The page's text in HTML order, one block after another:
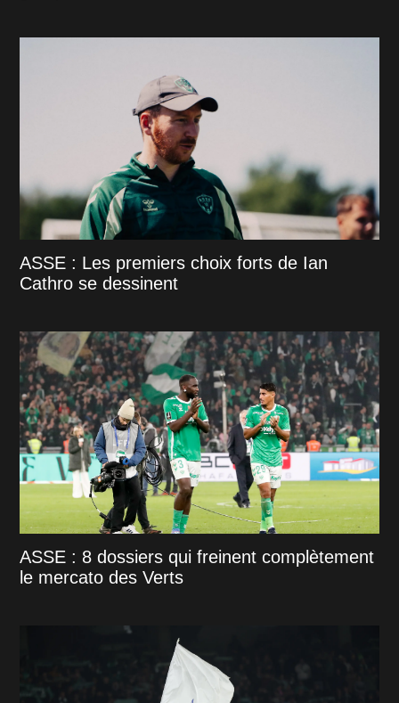
ASSE : Les premiers choix forts de Ian
Cathro se dessinent
ASSE : 8 dossiers qui freinent complètement
le mercato des Verts